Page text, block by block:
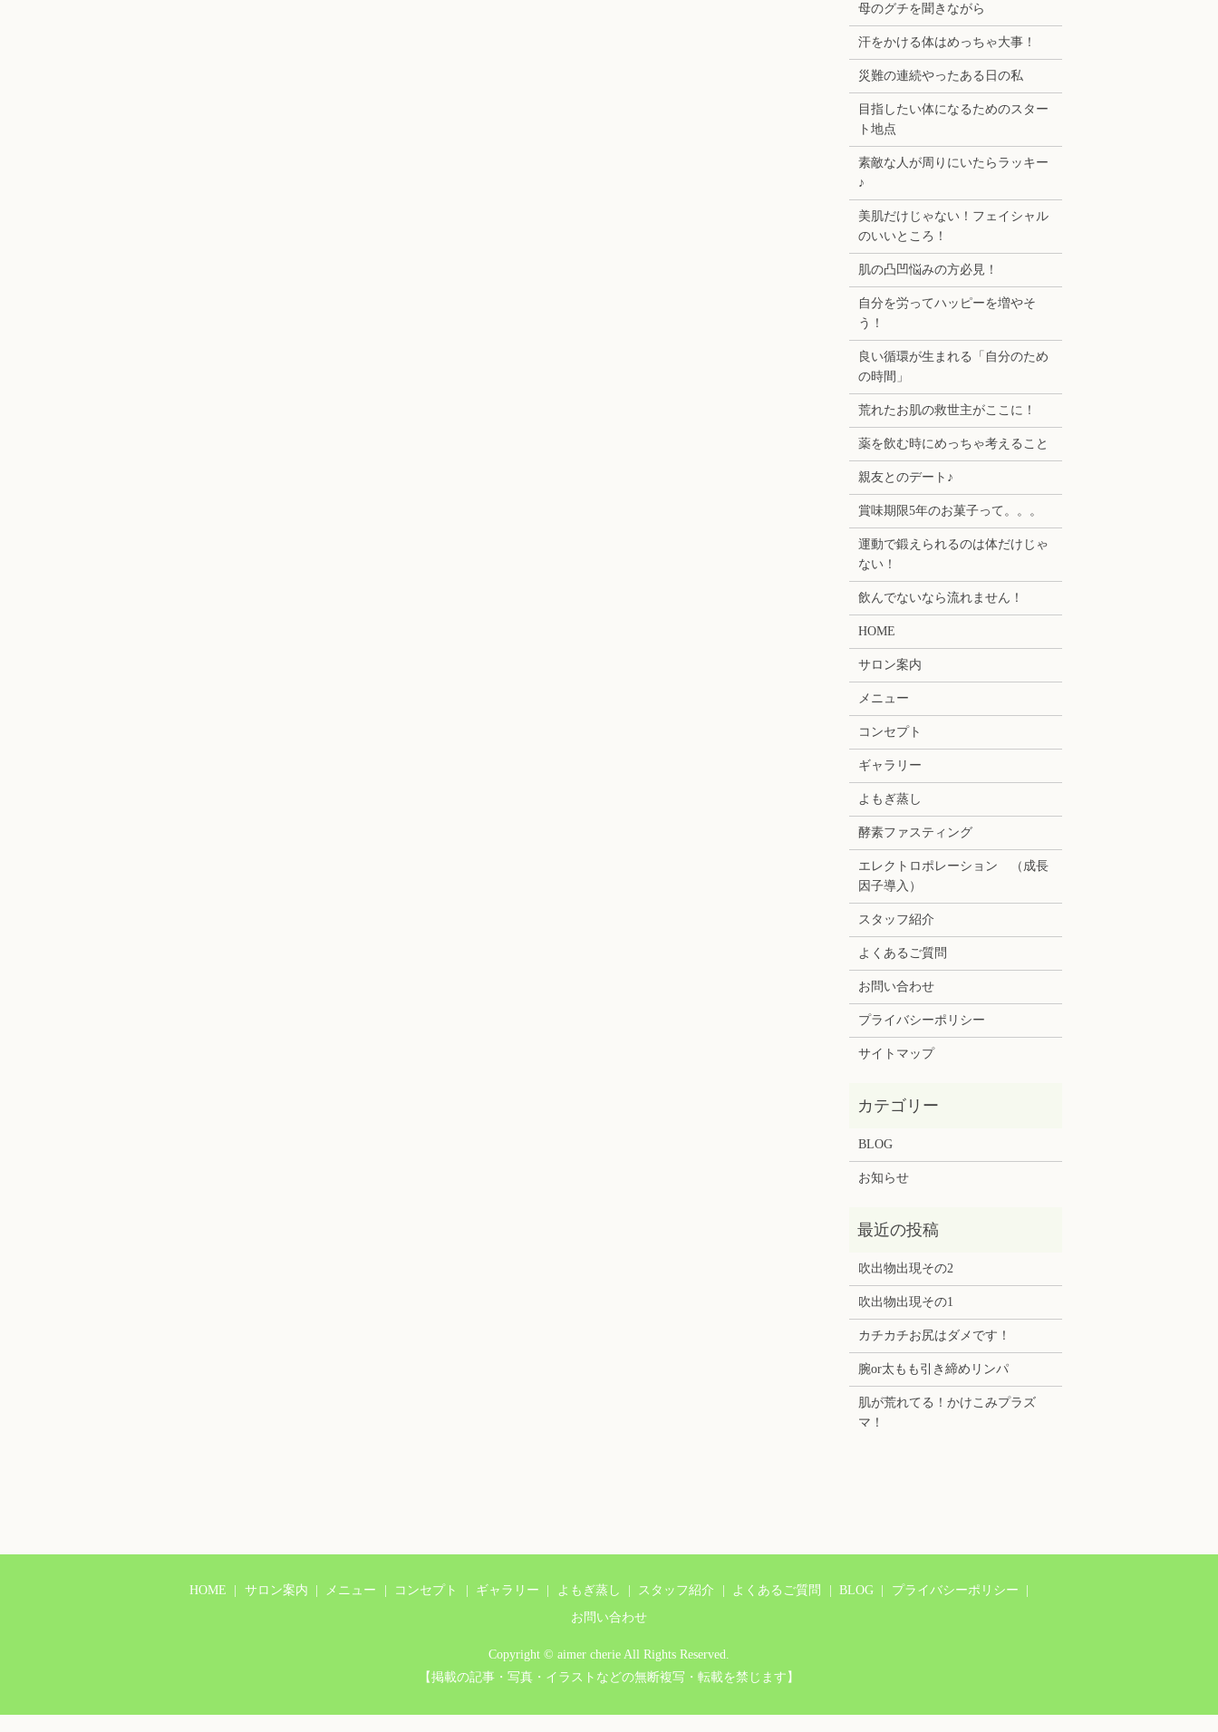
母のグチを聞きながら
汗をかける体はめっちゃ大事！
災難の連続やったある日の私
目指したい体になるためのスター
ト地点
素敵な人が周りにいたらラッキー
♪
美肌だけじゃない！フェイシャル
のいいところ！
肌の凸凹悩みの方必見！
自分を労ってハッピーを増やそ
う！
良い循環が生まれる「自分のため
の時間」
荒れたお肌の救世主がここに！
薬を飲む時にめっちゃ考えること
親友とのデート♪
賞味期限5年のお菓子って。。。
運動で鍛えられるのは体だけじゃ
ない！
飲んでないなら流れません！
HOME
サロン案内
メニュー
コンセプト
ギャラリー
よもぎ蒸し
酵素ファスティング
エレクトロポレーション （成長
因子導入）
スタッフ紹介
よくあるご質問
お問い合わせ
プライバシーポリシー
サイトマップ
BLOG
お知らせ
吹出物出現その2
吹出物出現その1
カチカチお尻はダメです！
腕or太もも引き締めリンパ
肌が荒れてる！かけこみプラズ
マ！
HOME サロン案内 メニュー コンセプト ギャラリー よもぎ蒸し スタッフ紹介 よくあるご質問 BLOG
プライバシーポリシー
お問い合わせ
Copyright © aimer cherie All Rights Reserved.
【掲載の記事・写真・イラストなどの無断複写・転載を禁じます】